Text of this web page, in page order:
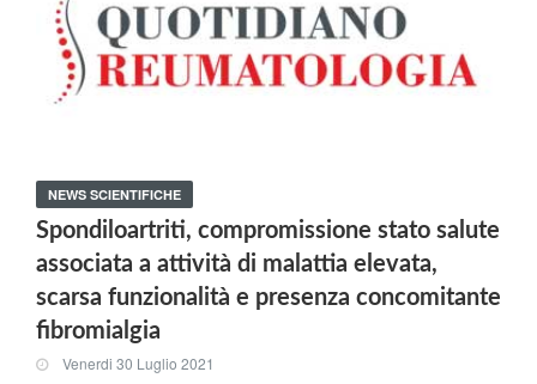
NEWS SCIENTIFICHE
Spondiloartriti, compromissione stato salute
associata a attività di malattia elevata,
scarsa funzionalità e presenza concomitante
fibromialgia
Venerdi 30 Luglio 2021